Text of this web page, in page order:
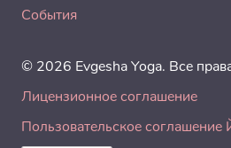
События
© 2026 Evgesha Yoga. Все
Лицензионное соглашение
Пользовательское соглашение